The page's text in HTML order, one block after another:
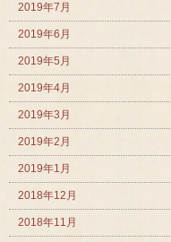
2019年7月
2019年6月
2019年5月
2019年4月
2019年3月
2019年2月
2019年1月
2018年12月
2018年11月